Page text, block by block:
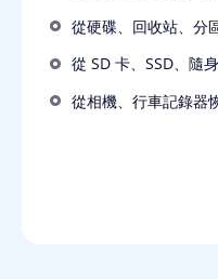
從硬碟、回收站、分
從 SD 卡、SSD、隨
從相機、行車記錄器